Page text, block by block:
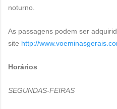
noturno.
As passagens podem ser
site http://
Horários
SEGUNDAS-FEIRAS